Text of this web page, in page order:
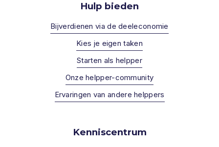
Hulp bieden
Bijverdienen via de deeleconomie
Kies je eigen taken
Starten als helpper
Onze helpper-community
Ervaringen van andere helppers
Kenniscentrum